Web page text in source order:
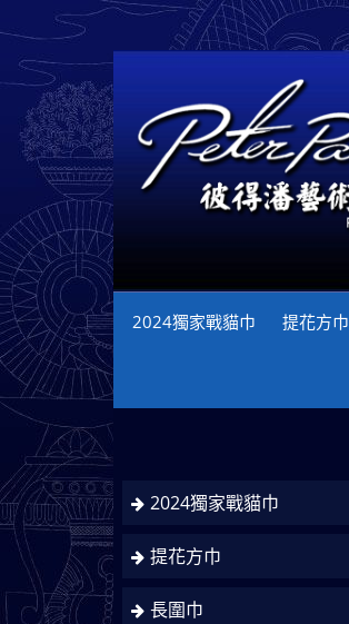
2024獨家戰貓巾 提花方巾
2024獨家戰貓巾
提花方巾
長圍巾